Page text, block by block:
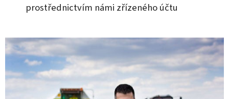
prostřednictvím námi zřízeného účtu